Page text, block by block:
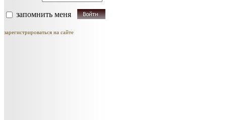
запомнить меня
зарегистрироваться на сайте